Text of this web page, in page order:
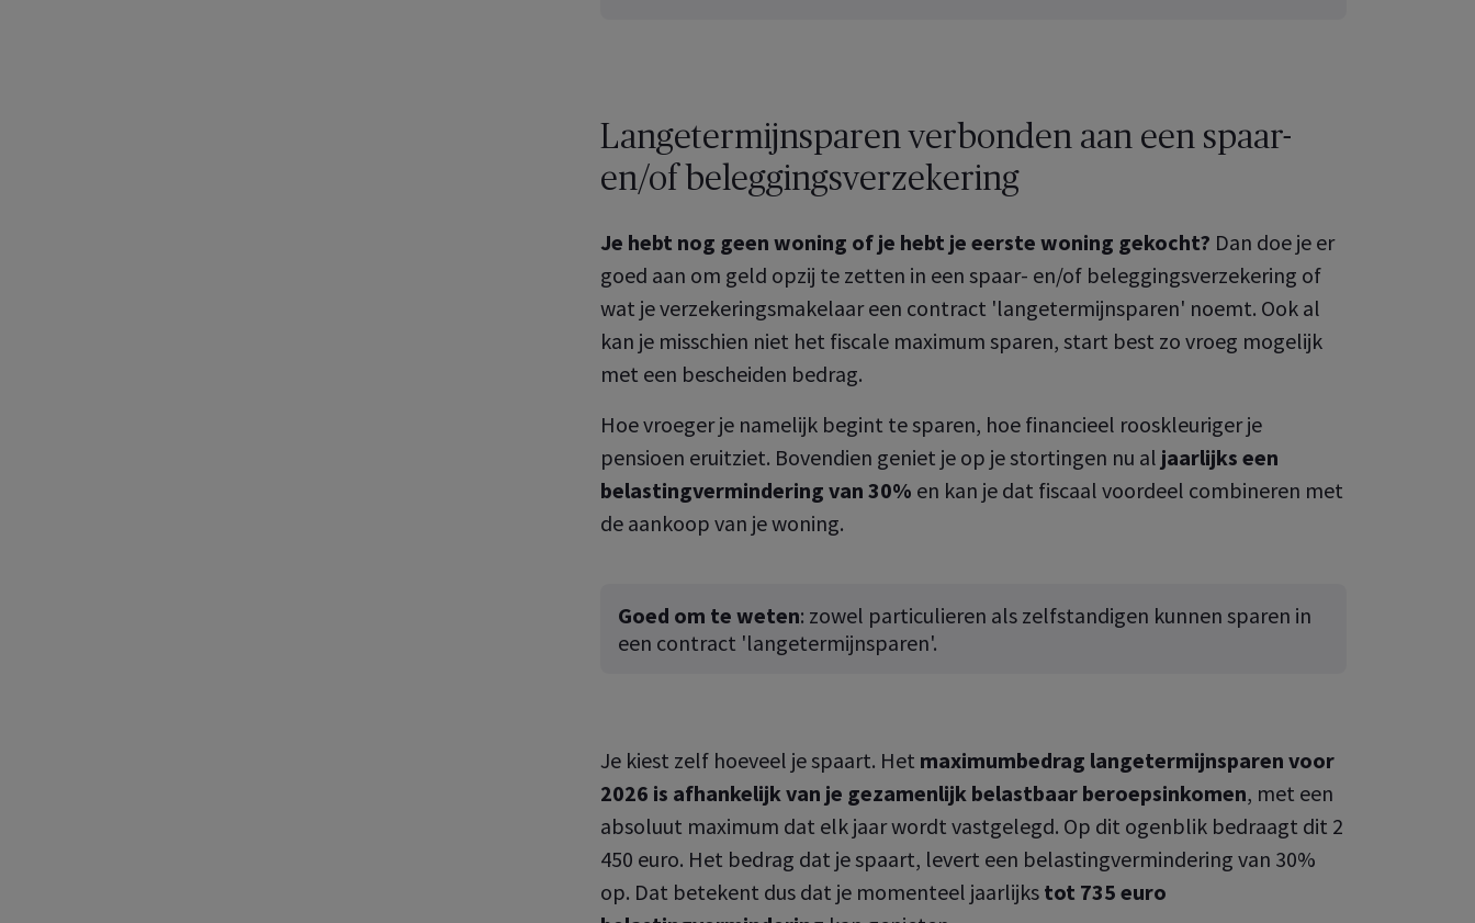
gezondheidsverzekeringen
uzelf en uw medewerkers
Ontdek het nu
Langetermijnsparen verbonden aan een spaar-
en/of beleggingsverzekering
Je hebt nog geen woning of je hebt je eerste woning gekocht? Dan doe je er
goed aan om geld opzij te zetten in een spaar- en/of beleggingsverzekering of
wat je verzekeringsmakelaar een contract 'langetermijnsparen' noemt. Ook al
kan je misschien niet het fiscale maximum sparen, start best zo vroeg mogelijk
met een bescheiden bedrag.
Hoe vroeger je namelijk begint te sparen, hoe financieel rooskleuriger je
pensioen eruitziet. Bovendien geniet je op je stortingen nu al jaarlijks een
belastingvermindering van 30% en kan je dat fiscaal voordeel combineren met
de aankoop van je woning.
Goed om te weten: zowel particulieren als zelfstandigen kunnen sparen in
een contract 'langetermijnsparen'.
Je kiest zelf hoeveel je spaart. Het maximumbedrag langetermijnsparen voor
2026 is afhankelijk van je gezamenlijk belastbaar beroepsinkomen, met een
absoluut maximum dat elk jaar wordt vastgelegd. Op dit ogenblik bedraagt dit 2
450 euro. Het bedrag dat je spaart, levert een belastingvermindering van 30%
op. Dat betekent dus dat je momenteel jaarlijks tot 735 euro